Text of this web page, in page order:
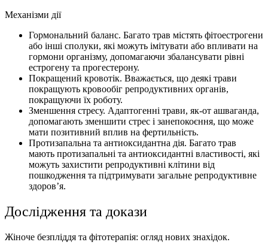
Механізми дії
Гормональний баланс. Багато трав містять фітоестрогени
або інші сполуки, які можуть імітувати або впливати на
гормони організму, допомагаючи збалансувати рівні
естрогену та прогестерону.
Покращений кровотік. Вважається, що деякі трави
покращують кровообіг репродуктивних органів,
покращуючи їх роботу.
Зменшення стресу. Адаптогенні трави, як-от ашваганда,
допомагають зменшити стрес і занепокоєння, що може
мати позитивний вплив на фертильність.
Протизапальна та антиоксидантна дія. Багато трав
мають протизапальні та антиоксидантні властивості, які
можуть захистити репродуктивні клітини від
пошкодження та підтримувати загальне репродуктивне
здоров’я.
Дослідження та докази
Жіноче безпліддя та фітотерапія: огляд нових знахідок.